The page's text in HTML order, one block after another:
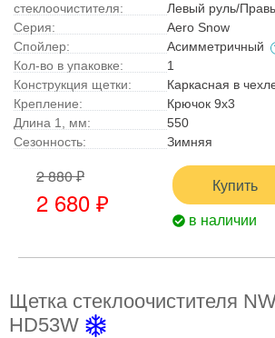
стеклоочистителя:
Левый руль/
Серия:
Aero Snow
Спойлер:
Асимметричный
Кол-во в упаковке:
1
Конструкция щетки:
Каркасная в
Крепление:
Крючок 9x3
Длина 1, мм:
550
Сезонность:
Зимняя
2 880 ₽
2 680 ₽
Купить
в наличии
Щетка стеклоочистителя
HD53W